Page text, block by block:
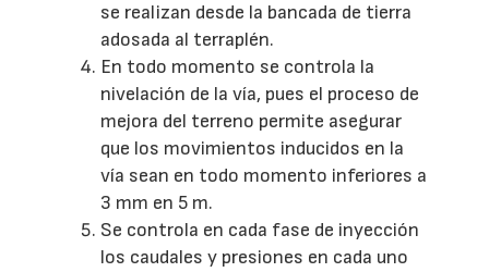
se realizan desde la bancada de tierra
adosada al terraplén.
En todo momento se controla la
nivelación de la vía, pues el proceso de
mejora del terreno permite asegurar
que los movimientos inducidos en la
vía sean en todo momento inferiores a
3 mm en 5 m.
Se controla en cada fase de inyección
los caudales y presiones en cada uno